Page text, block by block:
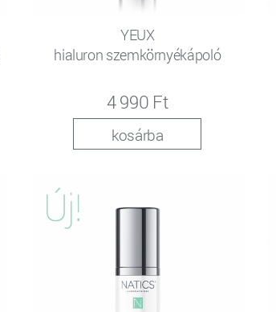
YEUX
hialuron szemkörnyékápoló
4 990 Ft
kosárba